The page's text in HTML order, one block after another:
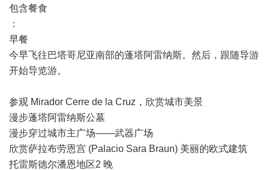
包含餐食
：
早餐
今早飞往巴塔哥尼亚南部的蓬塔阿雷纳斯。然后，跟随导游
开始导览游。
参观 Mirador Cerre de la Cruz，欣赏城市美景
漫步蓬塔阿雷纳斯公墓
漫步穿过城市主广场——武器广场
欣赏萨拉布劳恩宫 (Palacio Sara Braun) 美丽的欧式建筑
托雷斯德尔潘恩地区2 晚